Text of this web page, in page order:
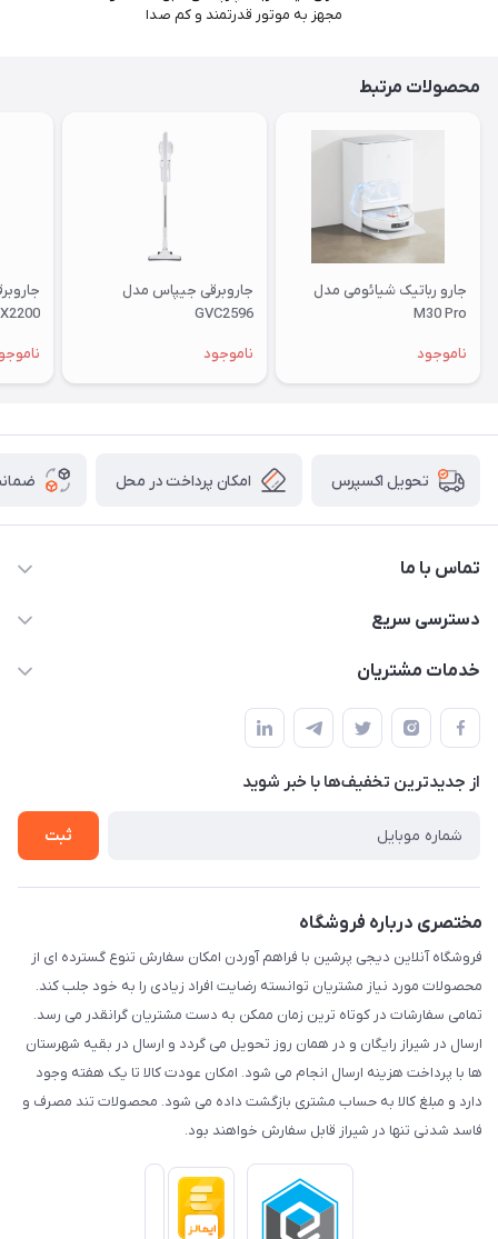
مجهز به موتور قدرتمند و کم صدا
محصولات مرتبط
جارو رباتیک شیائومی مدل
M30 Pro
ناموجود
جاروبرقی جیپاس مدل
GVC2596
ناموجود
تحویل اکسپرس امکان پرداخت در محل
تماس با ما
09172138137
دسترسی سریع
حساب کاربری
لیست محصولات
درباره ما
خدمات مشتریان
قوانین و مقررات
حریم خصوصی
راهنما
از جدید‌ترین تخفیف‌ها با‌ خبر شوید
ثبت
مختصری درباره فروشگاه
فروشگاه آنلاین دیجی پرشین با فراهم آوردن امکان سفارش تنوع گسترده ای از
محصولات مورد نیاز مشتریان توانسته رضایت افراد زیادی را به خود جلب کند.
تمامی سفارشات در کوتاه ترین زمان ممکن به دست مشتریان گرانقدر می رسد.
ارسال در شیراز رایگان و در همان روز تحویل می گردد و ارسال در بقیه شهرستان
ها با پرداخت هزینه ارسال انجام می شود. امکان عودت کالا تا یک هفته وجود
دارد و مبلغ کالا به حساب مشتری بازگشت داده می شود. محصولات تند مصرف و
فاسد شدنی تنها در شیراز قابل سفارش خواهند بود.